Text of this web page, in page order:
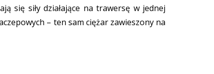
się siły działające na trawersę w jednej
– ten sam ciężar zawieszony na